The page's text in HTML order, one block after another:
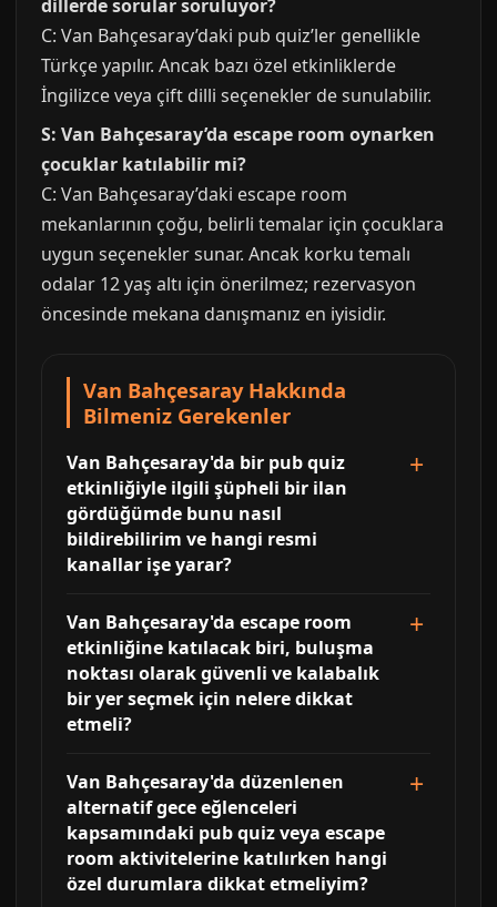
dillerde sorular soruluyor?
C: Van Bahçesaray’daki pub quiz’ler genellikle
Türkçe yapılır. Ancak bazı özel etkinliklerde
İngilizce veya çift dilli seçenekler de sunulabilir.
S: Van Bahçesaray’da escape room oynarken
çocuklar katılabilir mi?
C: Van Bahçesaray’daki escape room
mekanlarının çoğu, belirli temalar için çocuklara
uygun seçenekler sunar. Ancak korku temalı
odalar 12 yaş altı için önerilmez; rezervasyon
öncesinde mekana danışmanız en iyisidir.
Van Bahçesaray Hakkında
Bilmeniz Gerekenler
Van Bahçesaray'da bir pub quiz
etkinliğiyle ilgili şüpheli bir ilan
gördüğümde bunu nasıl
bildirebilirim ve hangi resmi
kanallar işe yarar?
Van Bahçesaray'da escape room
etkinliğine katılacak biri, buluşma
noktası olarak güvenli ve kalabalık
bir yer seçmek için nelere dikkat
etmeli?
Van Bahçesaray'da düzenlenen
alternatif gece eğlenceleri
kapsamındaki pub quiz veya escape
room aktivitelerine katılırken hangi
özel durumlara dikkat etmeliyim?